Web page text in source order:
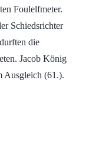
Foulelfmeter.
Schiedsrichter
die
Jacob König
Ausgleich (61.).